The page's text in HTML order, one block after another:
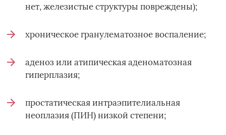
нет, железистые структуры повреждены);
хроническое гранулематозное воспаление;
аденоз или атипическая аденоматозная
гиперплазия;
простатическая интраэпителиальная
неоплазия (ПИН) низкой степени;